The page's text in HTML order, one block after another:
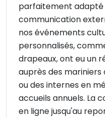
parfaitement adapté
communication
nos événements
personnalisés,
drapeaux, ont eu un
auprès des mariniers
ou des internes en
accueils annuels. La
en ligne jusqu'au